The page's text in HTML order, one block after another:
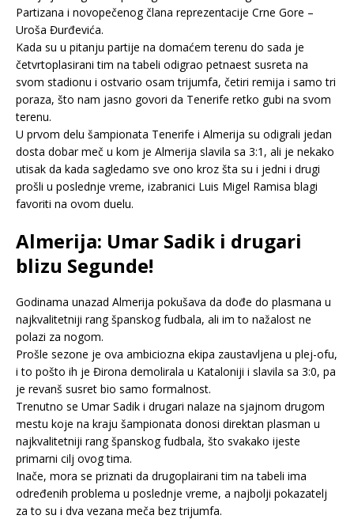
Partizana i novopečenog člana reprezentacije Crne Gore –
Uroša Đurđevića.
Kada su u pitanju partije na domaćem terenu do sada je
četvrtoplasirani tim na tabeli odigrao petnaest susreta na
svom stadionu i ostvario osam trijumfa, četiri remija i samo tri
poraza, što nam jasno govori da Tenerife retko gubi na svom
terenu.
U prvom delu šampionata Tenerife i Almerija su odigrali jedan
dosta dobar meč u kom je Almerija slavila sa 3:1, ali je nekako
utisak da kada sagledamo sve ono kroz šta su i jedni i drugi
prošli u poslednje vreme, izabranici Luis Migel Ramisa blagi
favoriti na ovom duelu.
Almerija: Umar Sadik i drugari
blizu Segunde!
Godinama unazad Almerija pokušava da dođe do plasmana u
najkvalitetniji rang španskog fudbala, ali im to nažalost ne
polazi za nogom.
Prošle sezone je ova ambiciozna ekipa zaustavljena u plej-ofu,
i to pošto ih je Đirona demolirala u Kataloniji i slavila sa 3:0, pa
je revanš susret bio samo formalnost.
Trenutno se Umar Sadik i drugari nalaze na sjajnom drugom
mestu koje na kraju šampionata donosi direktan plasman u
najkvalitetniji rang španskog fudbala, što svakako ijeste
primarni cilj ovog tima.
Inače, mora se priznati da drugoplairani tim na tabeli ima
određenih problema u poslednje vreme, a najbolji pokazatelj
za to su i dva vezana meča bez trijumfa.